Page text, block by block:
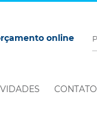
online
CONTATO